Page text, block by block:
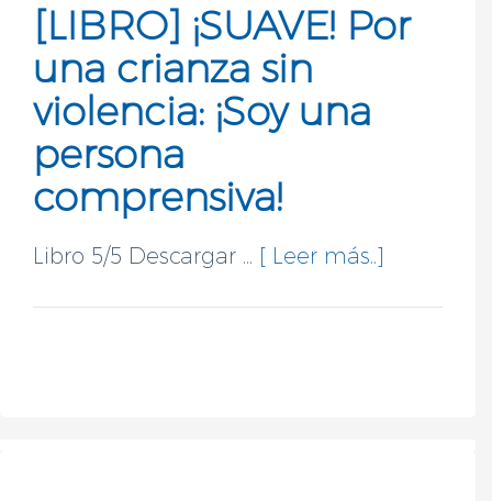
[LIBRO] ¡SUAVE! Por
una crianza sin
violencia: ¡Soy una
persona
comprensiva!
Libro 5/5 Descargar ... [ Leer más..]